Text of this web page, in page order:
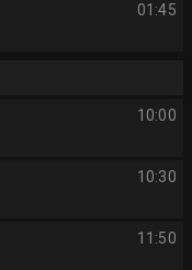
01:45
10:00
10:30
11:50